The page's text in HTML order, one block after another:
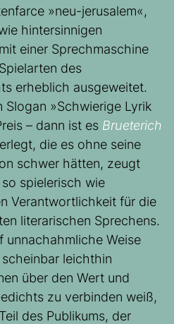
»neu-jerusalem«,
hintersinnigen
einer Sprechmaschine
des
erheblich ausgeweitet.
Slogan »Schwierige Lyrik
– dann ist es Brueterich
die es ohne seine
schwer hätten, zeugt
spielerisch wie
Verantwortlichkeit für die
literarischen Sprechens.
unnachahmliche Weise
leichthin
über den Wert und
zu verbinden weiß,
des Publikums, der